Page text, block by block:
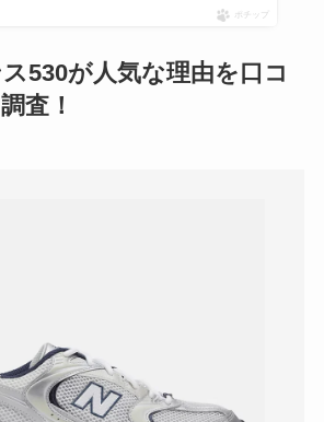
ポチップ
530が人気な理由を口コ
査！